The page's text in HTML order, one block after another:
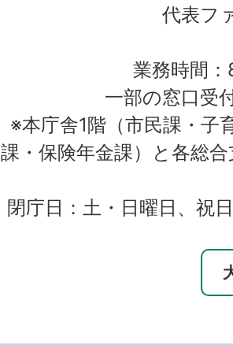
代表フ
業務時間
一部の窓口受
※本庁舎1階（市民課・子
課・保険年金課）と各総
閉庁日：土・日曜日、祝